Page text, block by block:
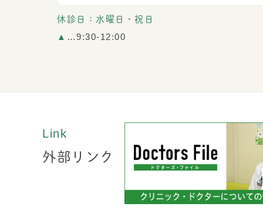
休診日：水曜日・祝日
▲ …9:30-12:00
Link
外部リンク